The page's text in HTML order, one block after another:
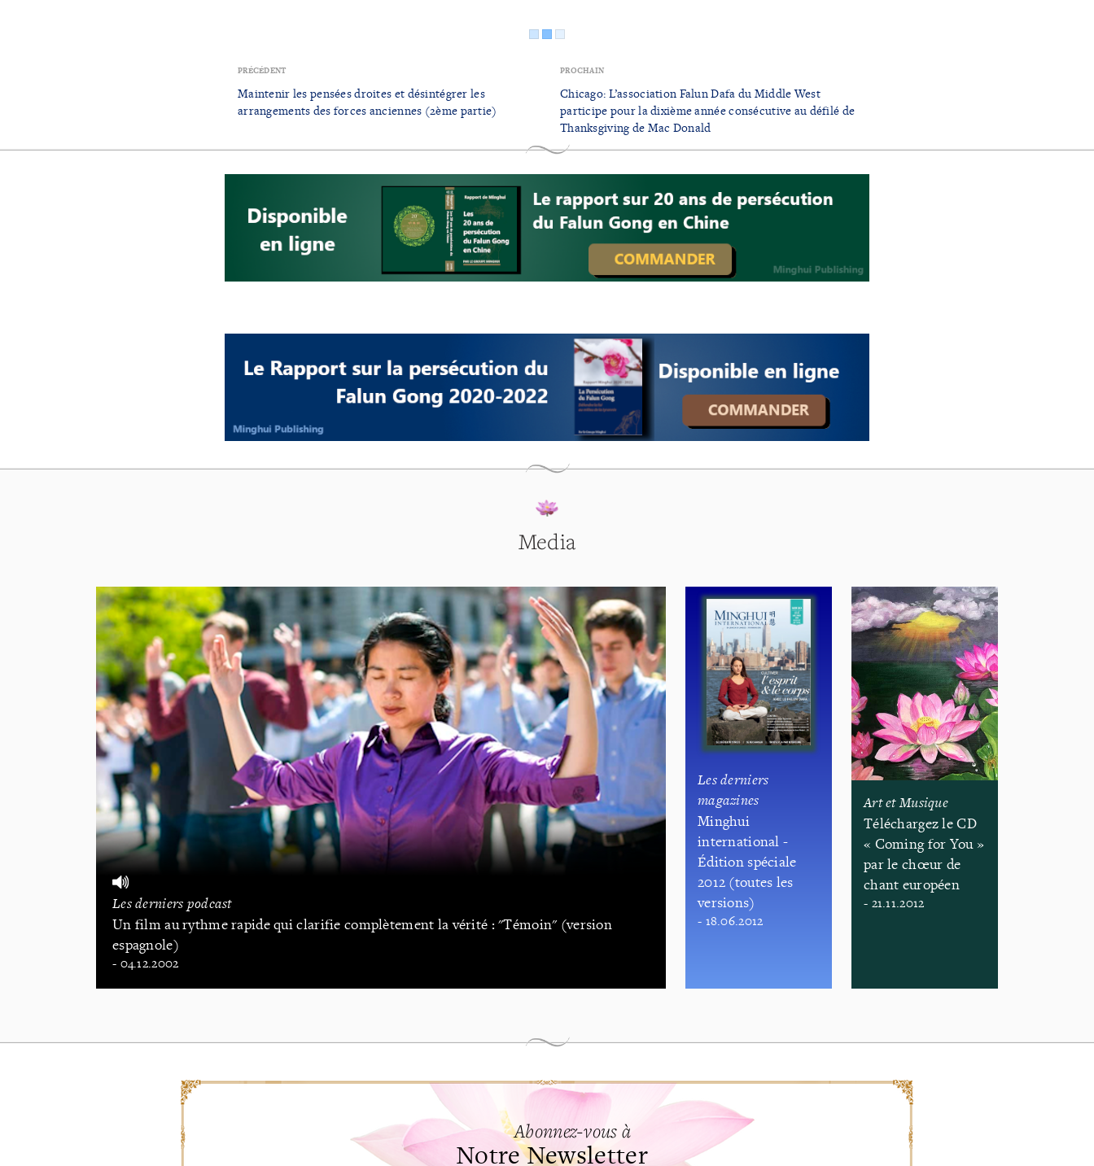
PRÉCÉDENT
Maintenir les pensées droites et désintégrer les
arrangements des forces anciennes (2ème partie)
PROCHAIN
Chicago: L’association Falun Dafa du Middle West
participe pour la dixième année consécutive au défilé de
Thanksgiving de Mac Donald
Media
Les derniers podcast
Un film au rythme rapide qui clarifie complètement la vérité : "Témoin" (version
espagnole)
- 04.12.2002
Les derniers
magazines
Minghui
international -
Édition spéciale
2012 (toutes les
versions)
- 18.06.2012
Art et Musique
Téléchargez le CD
« Coming for You »
par le chœur de
chant européen
- 21.11.2012
Abonnez-vous à
Notre Newsletter